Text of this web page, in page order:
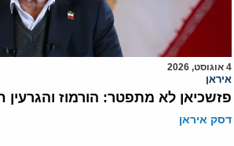
4 אוגוסט, 2026
איראן
פזשכיאן לא מתפטר: הורמוז
דסק איראן